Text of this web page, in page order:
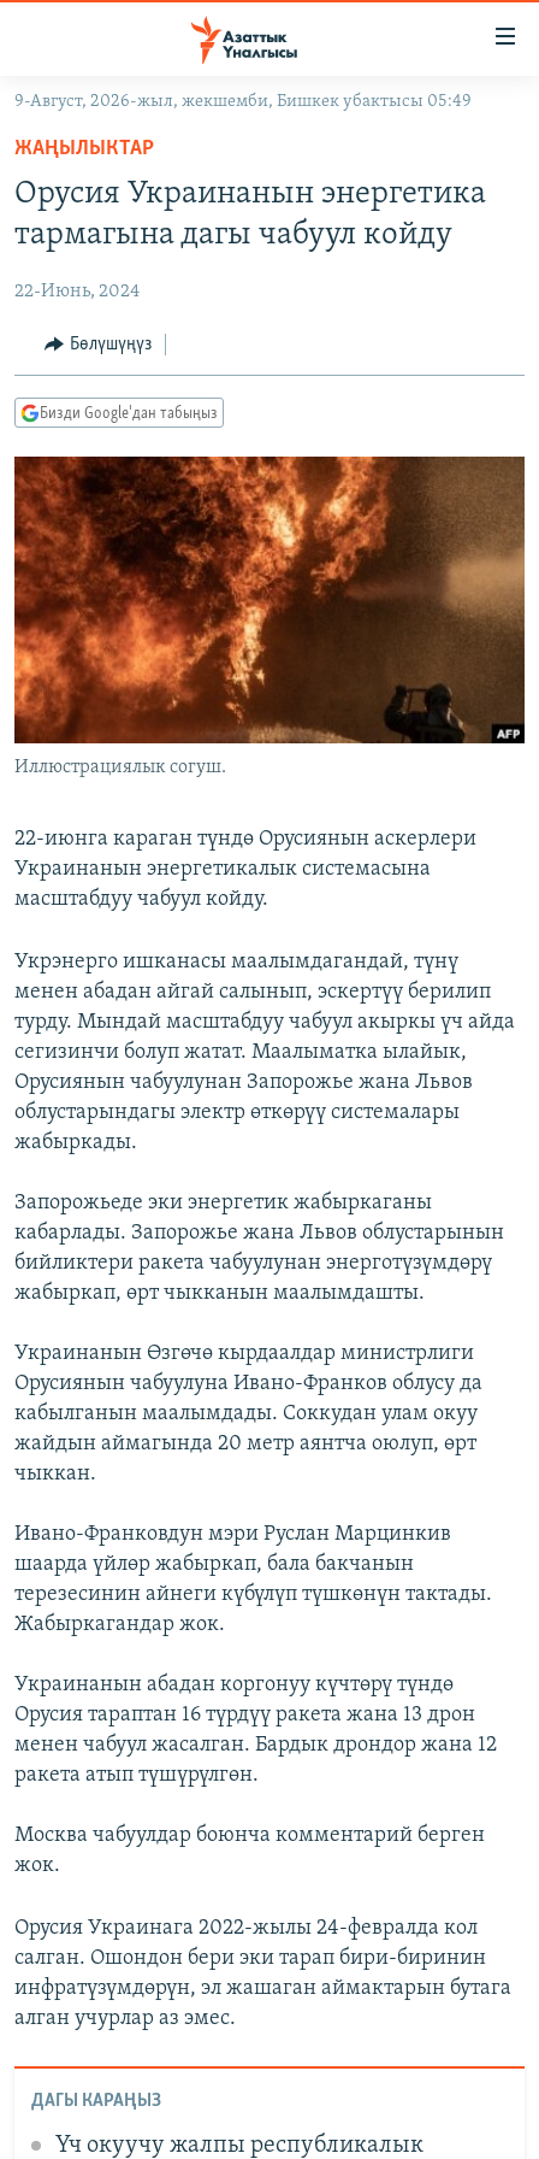
Навигацияга
өтүңүз
Издөөгө
салыңызКЫРГЫЗСТАН
ЭКОНОМИКА
МАДАНИЯТ
ДҮЙНӨ
БОРБОР АЗИЯ
УКРАИНА
АТАЙЫН ИЛИКТӨӨ
ТВ ПРОГРАММАЛАР
ЭКСПЕРТТЕР ТАЛДАЙТ
БИЗ ЖАНА ДҮЙНӨ
ДАНИСТЕ
ЭЖЕ-СИҢДИЛЕР
АЗАТТЫК+
ЫҢГАЙСЫЗ СУРООЛОР
ӨЗГӨЧӨ ПИКИР
Русский
ОНЛАЙН ШЕРИНЕ
ЭЕ/АРнун бардык сайттары
9-Август, 2026-жыл, жекшемби, Бишкек убактысы 05:49
ЖАҢЫЛЫКТАР
Орусия Украинанын энергетика
тармагына дагы чабуул койду
22-Июнь, 2024
Бөлүшүңүз
Бизди Google'дан табыңыз
Иллюстрациялык согуш.
22-июнга караган түндө Орусиянын аскерлери
Украинанын энергетикалык системасына
масштабдуу чабуул койду.
Укрэнерго ишканасы маалымдагандай, түнү
менен абадан айгай салынып, эскертүү берилип
турду. Мындай масштабдуу чабуул акыркы үч айда
сегизинчи болуп жатат. Маалыматка ылайык,
Орусиянын чабуулунан Запорожье жана Львов
облустарындагы электр өткөрүү системалары
жабыркады.
Запорожьеде эки энергетик жабыркаганы
кабарлады. Запорожье жана Львов облустарынын
бийликтери ракета чабуулунан энерготүзүмдөрү
жабыркап, өрт чыкканын маалымдашты.
Украинанын Өзгөчө кырдаалдар министрлиги
Орусиянын чабуулуна Ивано-Франков облусу да
кабылганын маалымдады. Соккудан улам окуу
жайдын аймагында 20 метр аянтча оюлуп, өрт
чыккан.
Ивано-Франковдун мэри Руслан Марцинкив
шаарда үйлөр жабыркап, бала бакчанын
терезесинин айнеги күбүлүп түшкөнүн тактады.
Жабыркагандар жок.
Украинанын абадан коргонуу күчтөрү түндө
Орусия тараптан 16 түрдүү ракета жана 13 дрон
менен чабуул жасалган. Бардык дрондор жана 12
ракета атып түшүрүлгөн.
Москва чабуулдар боюнча комментарий берген
жок.
Орусия Украинага 2022-жылы 24-февралда кол
салган. Ошондон бери эки тарап бири-биринин
инфратүзүмдөрүн, эл жашаган аймактарын бутага
алган учурлар аз эмес.
ДАГЫ КАРАҢЫЗ
Үч окуучу жалпы республикалык